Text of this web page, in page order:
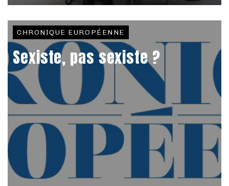
CHRONIQUE EUROPÉENNE
Sexiste, pas sexiste ?